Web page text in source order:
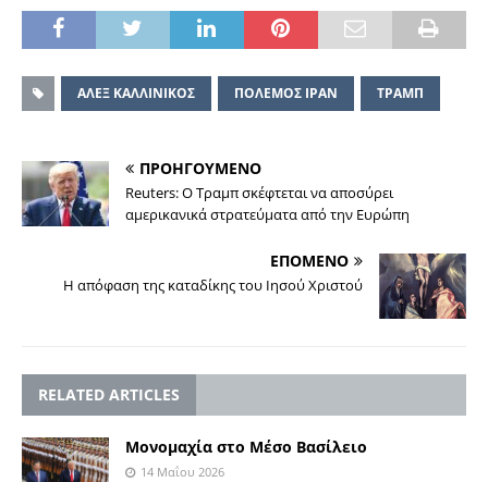
ΑΛΕΞ ΚΑΛΛΙΝΙΚΟΣ ΠΟΛΕΜΟΣ ΙΡΑΝ ΤΡΑΜΠ
ΠΡΟΗΓΟΥΜΕΝΟ
Reuters: Ο Τραμπ σκέφτεται να αποσύρει
αμερικανικά στρατεύματα από την Ευρώπη
ΕΠΟΜΕΝΟ
Η απόφαση της καταδίκης του Ιησού Χριστού
RELATED ARTICLES
Μονομαχία στο Μέσο Βασίλειο
14 Μαΐου 2026